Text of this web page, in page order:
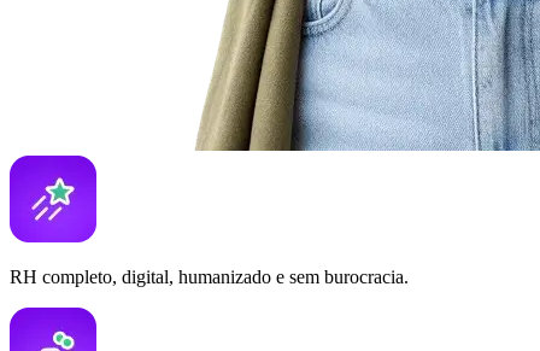
RH completo, digital, humanizado e sem burocracia.